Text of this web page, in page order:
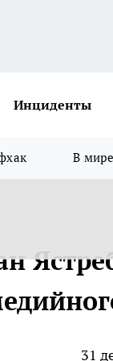
Инциденты
В мире
31